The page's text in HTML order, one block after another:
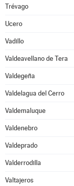
Trévago
Ucero
Vadillo
Valdeavellano de Tera
Valdegeña
Valdelagua del Cerro
Valdemaluque
Valdenebro
Valdeprado
Valderrodilla
Valtajeros